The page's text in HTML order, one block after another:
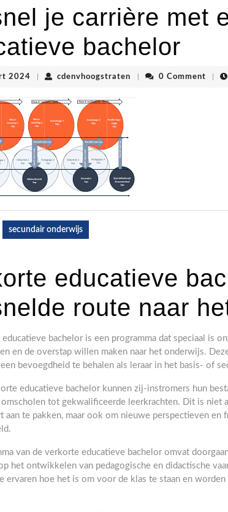
je carrière met
bachelor
2024 30
2024
cdenvhoogstraten cdenvhoogstraten
0 Comment
secundair onderwijs
educatieve
route naar
bachelor is een programma dat speciaal is
en de overstap willen maken naar het onderwijs.
bevoegdheid te behalen als leraar in het basis- of
educatieve bachelor kunnen zij-instromers hun
tot gekwalificeerde leerkrachten. Dit is niet
aan te pakken, maar ook om nieuwe perspectieven en
van de verkorte educatieve bachelor omvat
het ontwikkelen van pedagogische en didactische
ervaren hoe het is om voor de klas te staan en